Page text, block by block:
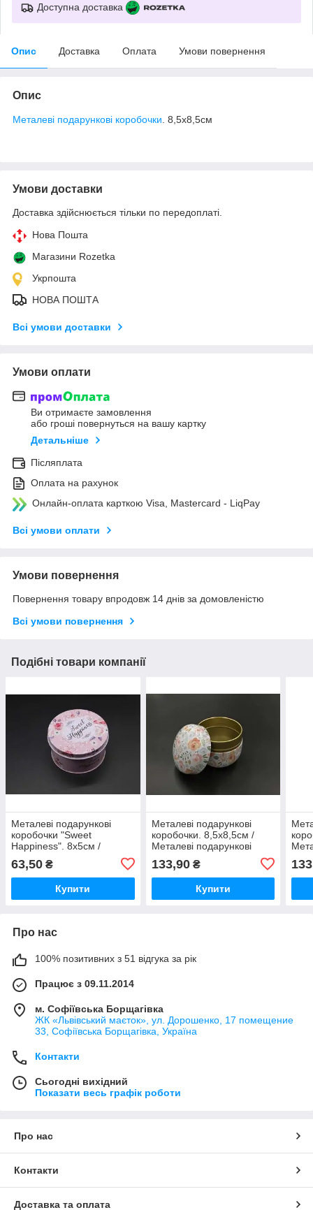
Доступна доставка
Опис Доставка Оплата Умови повернення
Опис
Металеві подарункові коробочки . 8,5х8,5см
Умови доставки
Доставка здійснюється тільки по передоплаті.
Нова Пошта
Магазини Rozetka
Укрпошта
НОВА ПОШТА
Всі умови доставки
Умови оплати
Ви отримаєте замовлення
або гроші повернуться на вашу картку
Детальніше
Післяплата
Оплата на рахунок
Онлайн-оплата карткою Visa, Mastercard - LiqPay
Всі умови оплати
Умови повернення
Повернення товару впродовж 14 днів за домовленістю
Всі умови повернення
Подібні товари компанії
Металеві подарункові
коробочки "Sweet
Happiness". 8х5см /
коробочки "Sweet
Happiness". 8х5см
63,50 ₴
Купити
Металеві подарункові
коробочки. 8,5х8,5см /
Металеві подарункові
133,90₴
Купити
Про нас
100% позитивних з 51 відгука за рік
Працює з 09.11.2014
м. Софіївська Борщагівка
ЖК «Львівський маєток», ул. Дорошенко, 17 помещение
33, Софіївська Борщагівка, Україна
Контакти
Сьогодні вихідний
Показати весь графік роботи
Про нас
Контакти
Доставка та оплата